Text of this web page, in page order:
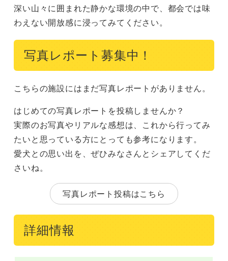
深い山々に囲まれた静かな環境の中で、都会では味
わえない開放感に浸ってみてください。
写真レポート募集中！
こちらの施設にはまだ写真レポートがありません。
はじめての写真レポートを投稿しませんか？
実際のお写真やリアルな感想は、これから行ってみ
たいと思っている方にとっても参考になります。
愛犬との思い出を、ぜひみなさんとシェアしてくだ
さいね。
写真レポート投稿はこちら
詳細情報